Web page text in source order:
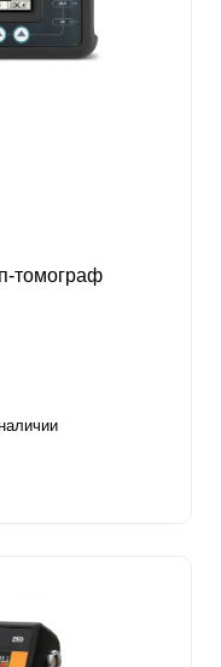
томограф